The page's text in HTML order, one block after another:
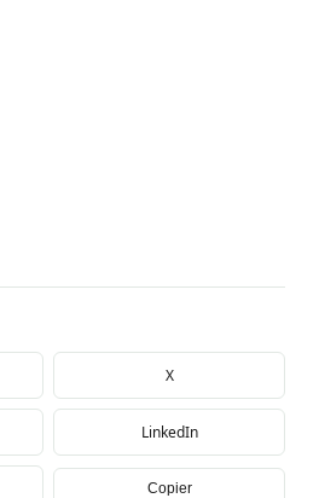
X
LinkedIn
Copier